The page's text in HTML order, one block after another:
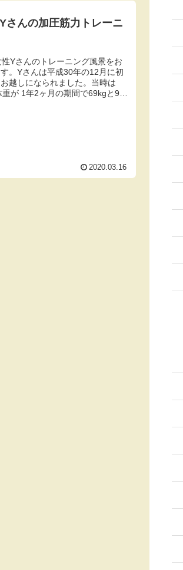
さんの加圧筋力トレーニ
Yさんのトレーニング風景をお
。Yさんは平成30年の12月に初
越しになられました。当時は
が 1年2ヶ月の期間で69kgと9kg
2020.03.16